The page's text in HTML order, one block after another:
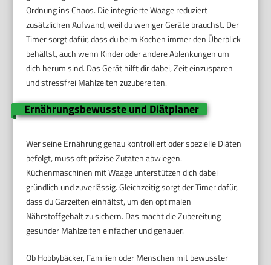
Ordnung ins Chaos. Die integrierte Waage reduziert
zusätzlichen Aufwand, weil du weniger Geräte brauchst. Der
Timer sorgt dafür, dass du beim Kochen immer den Überblick
behältst, auch wenn Kinder oder andere Ablenkungen um
dich herum sind. Das Gerät hilft dir dabei, Zeit einzusparen
und stressfrei Mahlzeiten zuzubereiten.
Ernährungsbewusste und Diätplaner
Wer seine Ernährung genau kontrolliert oder spezielle Diäten
befolgt, muss oft präzise Zutaten abwiegen.
Küchenmaschinen mit Waage unterstützen dich dabei
gründlich und zuverlässig. Gleichzeitig sorgt der Timer dafür,
dass du Garzeiten einhältst, um den optimalen
Nährstoffgehalt zu sichern. Das macht die Zubereitung
gesunder Mahlzeiten einfacher und genauer.
Ob Hobbybäcker, Familien oder Menschen mit bewusster